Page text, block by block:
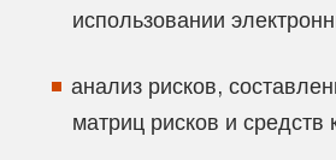
использовании
анализ рисков,
матриц рисков и средств